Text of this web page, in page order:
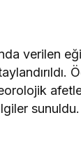
verilen
sunuldu.